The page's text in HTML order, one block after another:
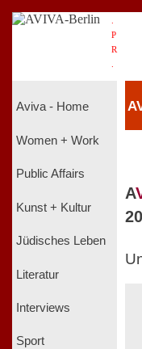
P
R
Aviva - Home
Women + Work
Public Affairs
Kunst + Kultur
Jüdisches Leben
Literatur
Interviews
Sport
A